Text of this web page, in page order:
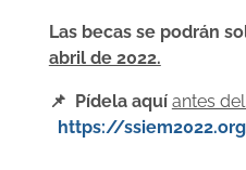
Las becas se podrán
abril de 2022.
📌 Pídela aquí antes
https://